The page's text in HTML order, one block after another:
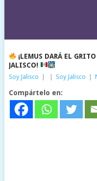
¡LEMUS DARÁ EL
JALISCO!
Soy Jalisco Soy Jalisco
Compártelo en: